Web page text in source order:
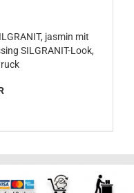
jasmin mit
SILGRANIT-Look,